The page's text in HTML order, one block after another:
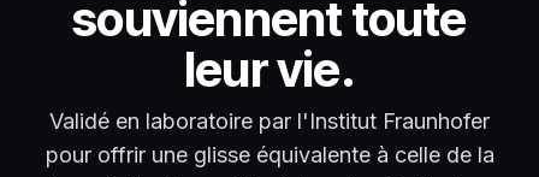
souviennent toute
leur vie.
Validé en laboratoire par l'Institut Fraunhofer
pour offrir une glisse équivalente à celle de la